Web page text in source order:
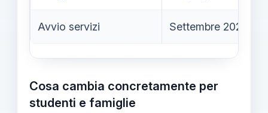
Avvio servizi Settembre 2026:
Cosa cambia concretamente per
studenti e famiglie